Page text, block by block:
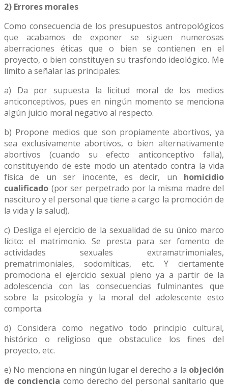
2) Errores morales
Como consecuencia de los presupuestos antropológicos
que acabamos de exponer se siguen numerosas
aberraciones éticas que o bien se contienen en el
proyecto, o bien constituyen su trasfondo ideológico. Me
limito a señalar las principales:
a) Da por supuesta la licitud moral de los medios
anticonceptivos, pues en ningún momento se menciona
algún juicio moral negativo al respecto.
b) Propone medios que son propiamente abortivos, ya
sea exclusivamente abortivos, o bien alternativamente
abortivos (cuando su efecto anticonceptivo falla),
constituyendo de este modo un atentado contra la vida
física de un ser inocente, es decir, un homicidio
cualificado (por ser perpetrado por la misma madre del
nascituro y el personal que tiene a cargo la promoción de
la vida y la salud).
c) Desliga el ejercicio de la sexualidad de su único marco
lícito: el matrimonio. Se presta para ser fomento de
actividades sexuales extramatrimoniales,
prematrimoniales, sodomíticas, etc. Y ciertamente
promociona el ejercicio sexual pleno ya a partir de la
adolescencia con las consecuencias fulminantes que
sobre la psicología y la moral del adolescente esto
comporta.
d) Considera como negativo todo principio cultural,
histórico o religioso que obstaculice los fines del
proyecto, etc.
e) No menciona en ningún lugar el derecho a la objeción
de conciencia como derecho del personal sanitario que